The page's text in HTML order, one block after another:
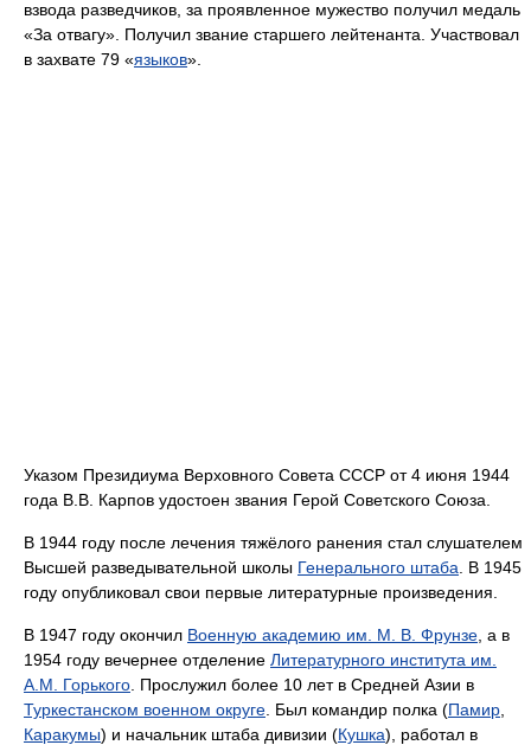
взвода разведчиков, за проявленное мужество получил медаль
«За отвагу». Получил звание старшего лейтенанта. Участвовал
в захвате 79 «языков».
Указом Президиума Верховного Совета СССР от 4 июня 1944
года В.В. Карпов удостоен звания Герой Советского Союза.
В 1944 году после лечения тяжёлого ранения стал слушателем
Высшей разведывательной школы Генерального штаба . В 1945
году опубликовал свои первые литературные произведения.
В 1947 году окончил Военную академию им. М. В. Фрунзе , а в
1954 году вечернее отделение Литературного института им.
A.M. Горького . Прослужил более 10 лет в Средней Азии в
Туркестанском военном округе . Был командир полка (Памир
Каракумы) и начальник штаба дивизии (Кушка), работал в